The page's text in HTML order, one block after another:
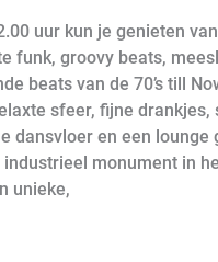
uur kun je genieten
funk, groovy beats,
beats van de 70’s till
sfeer, fijne drankjes,
dansvloer en een lounge
monument in
unieke,